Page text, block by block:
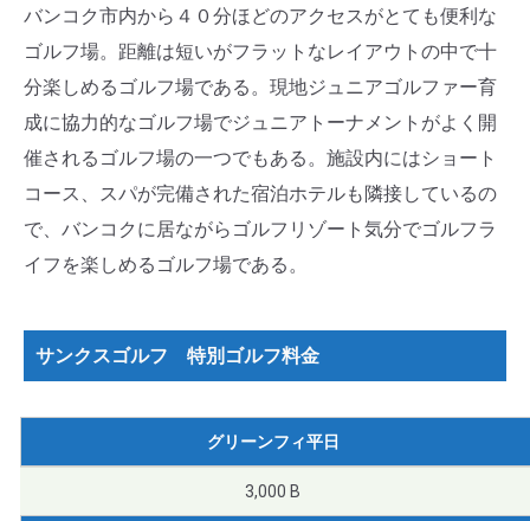
バンコク市内から４０分ほどのアクセスがとても便利な
ゴルフ場。距離は短いがフラットなレイアウトの中で十
分楽しめるゴルフ場である。現地ジュニアゴルファー育
成に協力的なゴルフ場でジュニアトーナメントがよく開
催されるゴルフ場の一つでもある。施設内にはショート
コース、スパが完備された宿泊ホテルも隣接しているの
で、バンコクに居ながらゴルフリゾート気分でゴルフラ
イフを楽しめるゴルフ場である。
サンクスゴルフ 特別ゴルフ料金
グリーンフィ平日
3,000 B